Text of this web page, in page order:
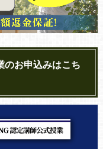
のお申込みはこち